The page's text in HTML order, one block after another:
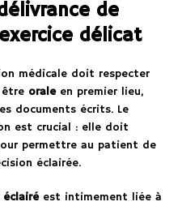
de
délicat
médicale doit respecter
oraleen premier lieu,
documents écrits. Le
est crucial : elle doit
permettre au patient de
éclairée.
est intimement liée à